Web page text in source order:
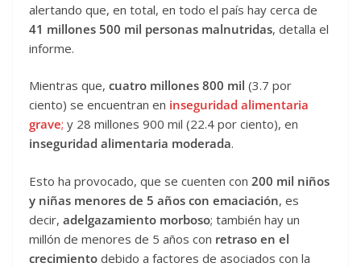
alertando que, en total, en todo el país hay cerca de
41 millones 500 mil personas malnutridas, detalla el
informe.
Mientras que, cuatro millones 800 mil (3.7 por
ciento) se encuentran en inseguridad alimentaria
grave; y 28 millones 900 mil (22.4 por ciento), en
inseguridad alimentaria moderada.
Esto ha provocado, que se cuenten con 200 mil niños
y niñas menores de 5 años con emaciación, es
decir, adelgazamiento morboso; también hay un
millón de menores de 5 años con retraso en el
crecimiento debido a factores de asociados con la